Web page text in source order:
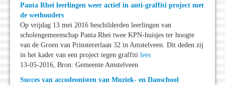
Panta Rhei leerlingen weer actief in anti-graffiti project met
de wethouders
Op vrijdag 13 mei 2016 beschilderden leerlingen van
scholengemeenschap Panta Rhei twee KPN-huisjes ter hoogte
van de Groen van Prinstererlaan 32 in Amstelveen. Dit deden zij
in het kader van een project tegen graffiti lees
13-05-2016, Bron: Gemeente Amstelveen
Succes van accodeonisten van Muziek- en Danschool